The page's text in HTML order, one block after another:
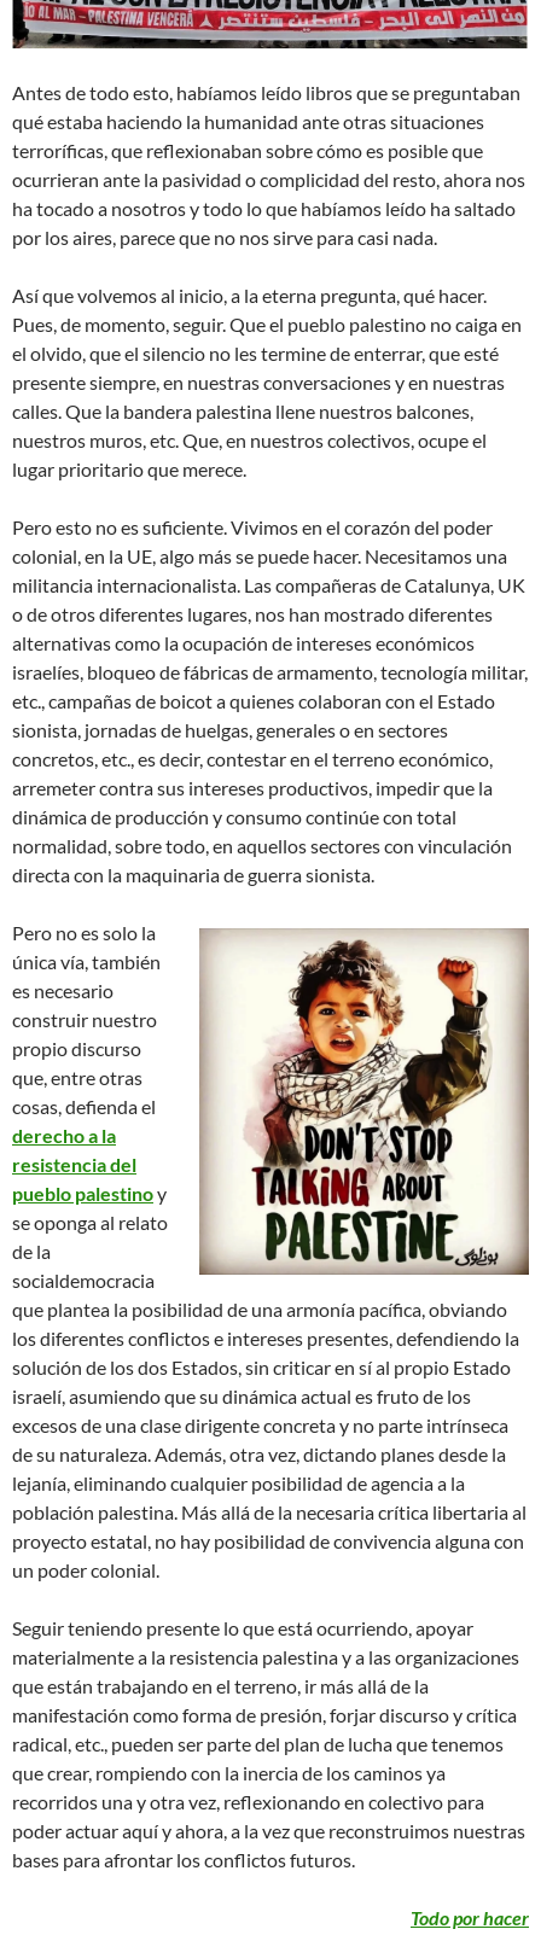
Antes de todo esto, habíamos leído libros que se preguntaban
qué estaba haciendo la humanidad ante otras situaciones
terroríficas, que reflexionaban sobre cómo es posible que
ocurrieran ante la pasividad o complicidad del resto, ahora nos
ha tocado a nosotros y todo lo que habíamos leído ha saltado
por los aires, parece que no nos sirve para casi nada.
Así que volvemos al inicio, a la eterna pregunta, qué hacer.
Pues, de momento, seguir. Que el pueblo palestino no caiga en
el olvido, que el silencio no les termine de enterrar, que esté
presente siempre, en nuestras conversaciones y en nuestras
calles. Que la bandera palestina llene nuestros balcones,
nuestros muros, etc. Que, en nuestros colectivos, ocupe el
lugar prioritario que merece.
Pero esto no es suficiente. Vivimos en el corazón del poder
colonial, en la UE, algo más se puede hacer. Necesitamos una
militancia internacionalista. Las compañeras de Catalunya, UK
o de otros diferentes lugares, nos han mostrado diferentes
alternativas como la ocupación de intereses económicos
israelíes, bloqueo de fábricas de armamento, tecnología militar,
etc., campañas de boicot a quienes colaboran con el Estado
sionista, jornadas de huelgas, generales o en sectores
concretos, etc., es decir, contestar en el terreno económico,
arremeter contra sus intereses productivos, impedir que la
dinámica de producción y consumo continúe con total
normalidad, sobre todo, en aquellos sectores con vinculación
directa con la maquinaria de guerra sionista.
Pero no es solo la
única vía, también
es necesario
construir nuestro
propio discurso
que, entre otras
cosas, defienda el
derecho a la
resistencia del
pueblo palestinoy
se oponga al relato
de la
socialdemocracia
que plantea la posibilidad de una armonía pacífica, obviando
los diferentes conflictos e intereses presentes, defendiendo la
solución de los dos Estados, sin criticar en sí al propio Estado
israelí, asumiendo que su dinámica actual es fruto de los
excesos de una clase dirigente concreta y no parte intrínseca
de su naturaleza. Además, otra vez, dictando planes desde la
lejanía, eliminando cualquier posibilidad de agencia a la
población palestina. Más allá de la necesaria crítica libertaria al
proyecto estatal, no hay posibilidad de convivencia alguna con
un poder colonial.
Seguir teniendo presente lo que está ocurriendo, apoyar
materialmente a la resistencia palestina y a las organizaciones
que están trabajando en el terreno, ir más allá de la
manifestación como forma de presión, forjar discurso y crítica
radical, etc., pueden ser parte del plan de lucha que tenemos
que crear, rompiendo con la inercia de los caminos ya
recorridos una y otra vez, reflexionando en colectivo para
poder actuar aquí y ahora, a la vez que reconstruimos nuestras
bases para afrontar los conflictos futuros.
Todo por hacer